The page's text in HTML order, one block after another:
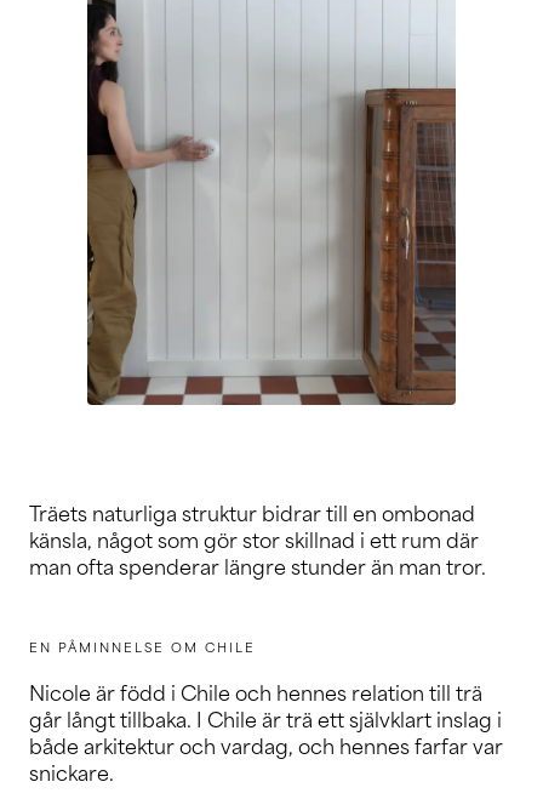
Träets naturliga struktur bidrar till en ombonad
känsla, något som gör stor skillnad i ett rum där
man ofta spenderar längre stunder än man tror.
EN PÅMINNELSE OM CHILE
Nicole är född i Chile och hennes relation till trä
går långt tillbaka. I Chile är trä ett självklart inslag i
både arkitektur och vardag, och hennes farfar var
snickare.